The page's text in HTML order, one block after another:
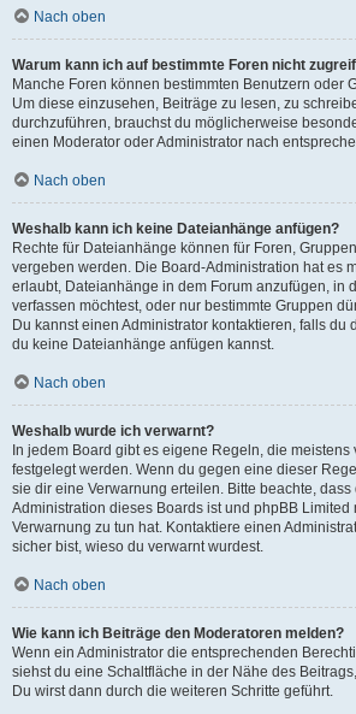
Nach oben
Warum kann ich auf bestimmte Foren nicht
Manche Foren können bestimmten Benutzern oder
Um diese einzusehen, Beiträge zu lesen, zu
durchzuführen, brauchst du möglicherweise
einen Moderator oder Administrator nach
Nach oben
Weshalb kann ich keine Dateianhänge anfügen?
Rechte für Dateianhänge können für Foren,
vergeben werden. Die Board-Administration hat es
erlaubt, Dateianhänge in dem Forum anzufügen, in
verfassen möchtest, oder nur bestimmte Gruppen
Du kannst einen Administrator kontaktieren, falls du
du keine Dateianhänge anfügen kannst.
Nach oben
Weshalb wurde ich verwarnt?
In jedem Board gibt es eigene Regeln, die meistens
festgelegt werden. Wenn du gegen eine dieser
sie dir eine Verwarnung erteilen. Bitte beachte,
Administration dieses Boards ist und phpBB Limited
Verwarnung zu tun hat. Kontaktiere einen
sicher bist, wieso du verwarnt wurdest.
Nach oben
Wie kann ich Beiträge den Moderatoren melden?
Wenn ein Administrator die entsprechenden
siehst du eine Schaltfläche in der Nähe des
Du wirst dann durch die weiteren Schritte geführt.